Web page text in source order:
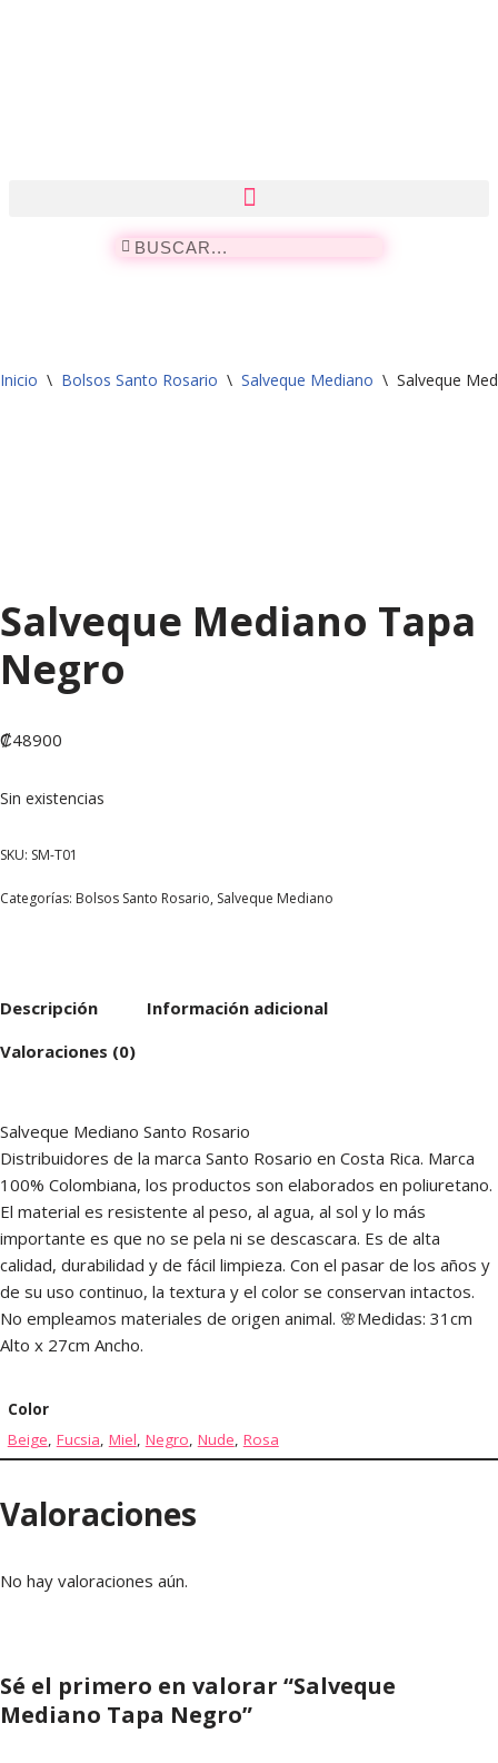
Inicio \ Bolsos Santo Rosario \ Salveque Mediano \ Salveque
Salveque Mediano Tapa
Negro
₡48900
Sin existencias
SKU: SM-T01
Categorías: Bolsos Santo Rosario, Salveque Mediano
Descripción
Información adicional
Valoraciones (0)
Salveque Mediano Santo Rosario
Distribuidores de la marca Santo Rosario en Costa Rica. Marca
100% Colombiana, los productos son elaborados en poliuretano.
El material es resistente al peso, al agua, al sol y lo más
importante es que no se pela ni se descascara. Es de alta
calidad, durabilidad y de fácil limpieza. Con el pasar de los años y
de su uso continuo, la textura y el color se conservan intactos.
No empleamos materiales de origen animal. 🌸Medidas: 31cm
Alto x 27cm Ancho.
Color
Beige, Fucsia, Miel, Negro, Nude, Rosa
Valoraciones
No hay valoraciones aún.
Sé el primero en valorar “Salveque
Mediano Tapa Negro”